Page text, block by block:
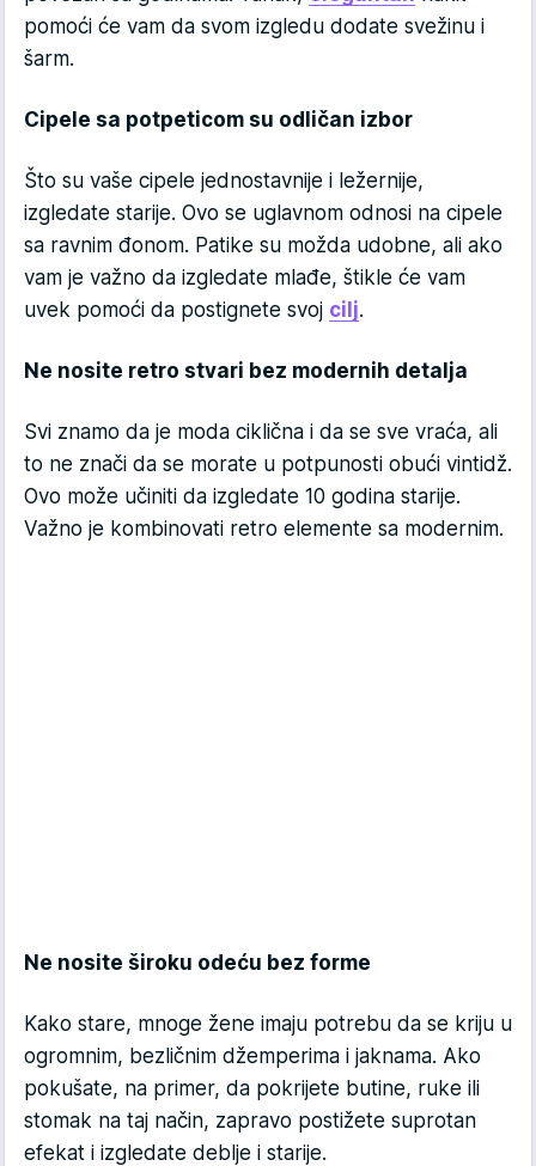
pomoći će vam da svom izgledu dodate svežinu i
šarm.
Cipele sa potpeticom su odličan izbor
Što su vaše cipele jednostavnije i ležernije,
izgledate starije. Ovo se uglavnom odnosi na cipele
sa ravnim đonom. Patike su možda udobne, ali ako
vam je važno da izgledate mlađe, štikle će vam
uvek pomoći da postignete svoj cilj.
Ne nosite retro stvari bez modernih detalja
Svi znamo da je moda ciklična i da se sve vraća, ali
to ne znači da se morate u potpunosti obući vintidž.
Ovo može učiniti da izgledate 10 godina starije.
Važno je kombinovati retro elemente sa modernim.
Ne nosite široku odeću bez forme
Kako stare, mnoge žene imaju potrebu da se kriju u
ogromnim, bezličnim džemperima i jaknama. Ako
pokušate, na primer, da pokrijete butine, ruke ili
stomak na taj način, zapravo postižete suprotan
efekat i izgledate deblje i starije.